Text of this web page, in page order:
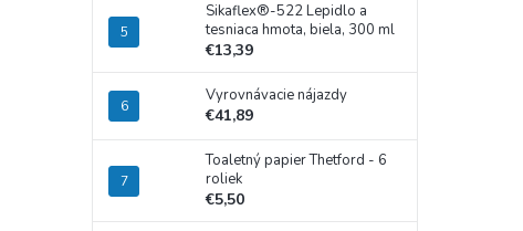
Sikaflex®-522 Lepidlo a
tesniaca hmota, biela, 300 ml
€13,39
Vyrovnávacie nájazdy
€41,89
Toaletný papier Thetford - 6
roliek
€5,50